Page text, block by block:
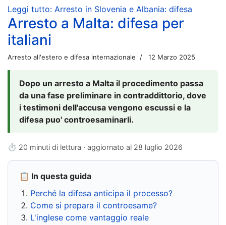
Leggi tutto: Arresto in Slovenia e Albania: difesa
Arresto a Malta: difesa per
italiani
Arresto all'estero e difesa internazionale 12 Marzo 2025
Dopo un arresto a Malta il procedimento passa
da una fase preliminare in contraddittorio, dove
i testimoni dell'accusa vengono escussi e la
difesa puo' controesaminarli.
⏱ 20 minuti di lettura · aggiornato al 28 luglio 2026
📋 In questa guida
Perché la difesa anticipa il processo?
Come si prepara il controesame?
L'inglese come vantaggio reale